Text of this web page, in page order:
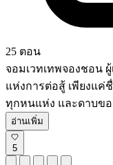
25 ตอน
จอมเวทเทพจองชอน
แห่งการต่อสู้ เพียงแค่
ทุกหนแห่ง และดาบขอ
ของเก้าสำนักใหญ่ ไ
ใครเทียบได้ยากของ
ที่สุด เขาก็ฝ่าฝืนความ
อ่านเพิ่ม
5